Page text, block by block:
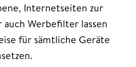
Internetseiten zur
Werbefilter lassen
für sämtliche Geräte